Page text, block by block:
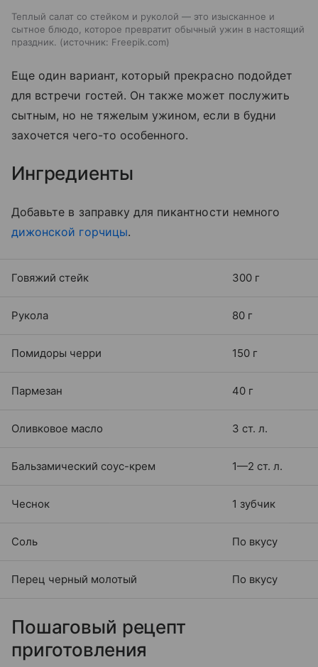
Теплый салат со стейком и руколой — это изысканное и
сытное блюдо, которое превратит обычный ужин в настоящий
праздник.
источник: Freepik.com
Еще один вариант, который прекрасно подойдет
для встречи гостей. Он также может послужить
сытным, но не тяжелым ужином, если в будни
захочется чего-то особенного.
Ингредиенты
Добавьте в заправку для пикантности немного
дижонской горчицы.
Говяжий стейк 300 г
Рукола 80 г
Помидоры черри 150 г
Пармезан 40 г
Оливковое масло 3 ст. л.
Бальзамический соус-крем 1—2 ст. л.
Чеснок 1 зубчик
Соль По вкусу
Перец черный молотый По вкусу
Пошаговый рецепт
приготовления